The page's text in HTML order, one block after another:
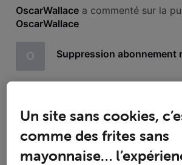
activités
OscarWallace a commenté sur la
OscarWallace
O Suppression abonnement
numéro était utilisé par mon épouse qui
02/05/2024. Merci d'avance
O
Un site sans cookies,
comme des frites sans
mayonnaise…